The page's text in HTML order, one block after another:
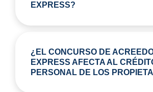
EXPRESS?
¿EL CONCURSO DE
EXPRESS AFECTA AL
PERSONAL DE LOS